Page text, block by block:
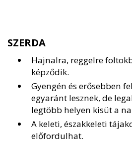
SZERDA
Hajnalra, reggelre
képződik.
Gyengén és erősebben
egyaránt lesznek, de
legtöbb helyen kisüt a
A keleti, északkeleti
előfordulhat.